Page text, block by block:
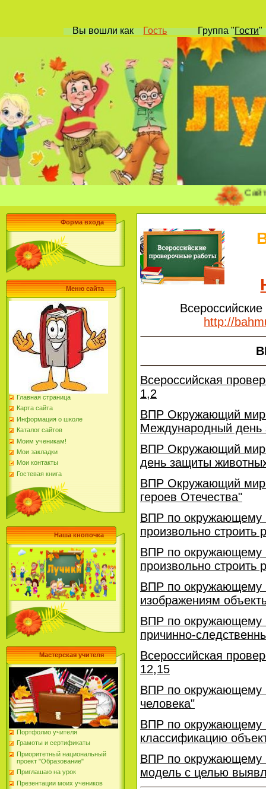
Вы вошликак Гость Группа"Гости
Сайт
Форма входа
Меню сайта
Главная страница
Карта сайта
Информация о школе
Каталог сайтов
Моим ученикам!
Мои закладки
Мои контакты
Гостевая книга
Наша кнопочка
Мастерская учителя
Портфолио учителя
Грамоты и сертификаты
Приоритетный национальный
проект "Образование"
Приглашаю на урок
Презентации моих учеников
http://
Всероссийская
1,2
ВПР Окружающий
Международный день
ВПР Окружающий
день защиты
ВПР Окружающий
героев Отечества"
ВПР по окружающему
произвольно строить
ВПР по окружающему
произвольно строить
ВПР по окружающему
изображениям
ВПР по окружающему
причинно-
Всероссийская
12,15
ВПР по окружающему
человека"
ВПР по окружающему
классификацию
ВПР по окружающему
модель с целью